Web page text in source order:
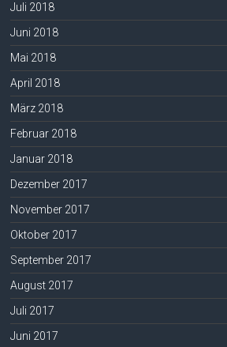
Juli 2018
Juni 2018
Mai 2018
April 2018
März 2018
Februar 2018
Januar 2018
Dezember 2017
November 2017
Oktober 2017
September 2017
August 2017
Juli 2017
Juni 2017